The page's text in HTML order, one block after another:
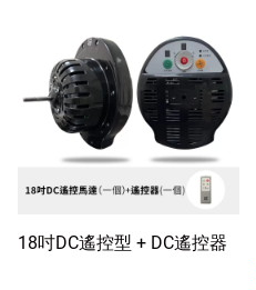
18吋DC遙控型 + DC遙控器